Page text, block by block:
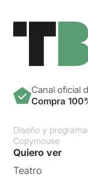
Canal oficial
Compra
Diseño y
Copymouse
Quiero ver
Teatro